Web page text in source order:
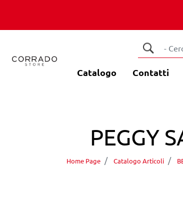
Catalogo Contatti
PEGGY
Home Page Catalogo Articoli